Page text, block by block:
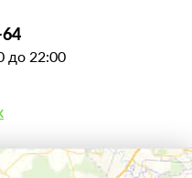
до 22:00